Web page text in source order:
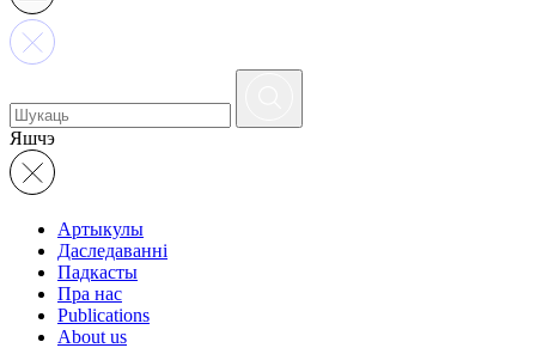
Яшчэ
Артыкулы
Даследаванні
Падкасты
Пра нас
Publications
About us